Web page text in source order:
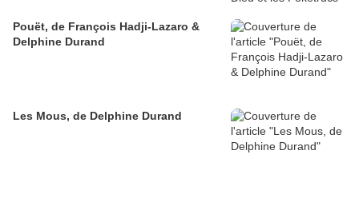
Pouët, de François Hadji-Lazaro &
Delphine Durand
Les Mous, de Delphine Durand